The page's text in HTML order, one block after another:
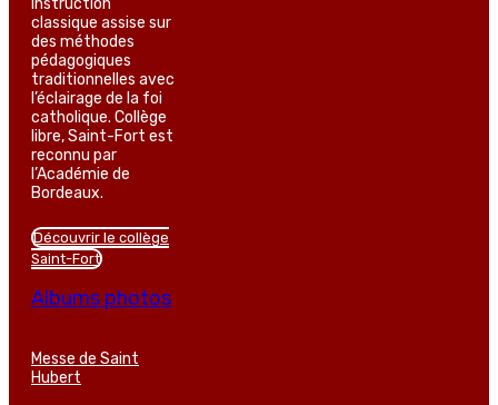
instruction
classique assise sur
des méthodes
pédagogiques
traditionnelles avec
l’éclairage de la foi
catholique. Collège
libre, Saint-Fort est
reconnu par
l’Académie de
Bordeaux.
Découvrir le collège
Saint-Fort
Albums photos
Messe de Saint
Hubert